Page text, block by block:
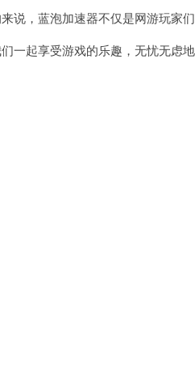
，蓝泡加速器不仅是网游玩家们
起享受游戏的乐趣，无忧无虑地